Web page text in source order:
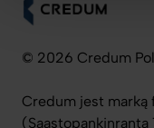
© 2026 Credum
Credum jest marką
(Saastopankinranta